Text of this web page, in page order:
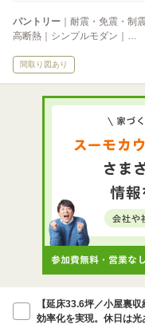
パントリー ｜耐震・免震・制
高断熱｜シンプルモダン｜…
間取り図あり
【延床33.6坪／小屋裏
効率化を実現。休日は